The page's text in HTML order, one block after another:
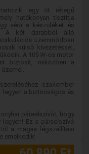
tartozik egy öt rétegű
hatékonyan tisztítja
védi a készüléket és
A két darabból álló
üzemmódban
külső kivezetéssel,
A 105 W-os motor
biztosít, miközben a
szakember
legyen a biztonságos és
páraelszívót, hogy
Ez a páraelszívó
a magas légszállítási
emelkedik!